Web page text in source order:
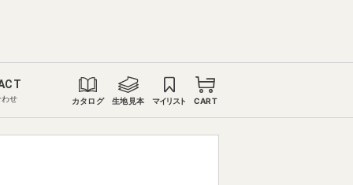
わせ カタログ 生地見本 マイリスト CART